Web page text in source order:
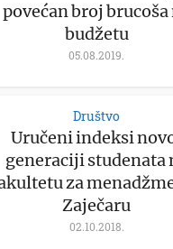
povećan broj brucoša
budžetu
05.08.2019.
Društvo
Uručeni indeksi
generaciji studenata
za
Zaječaru
02.10.2018.